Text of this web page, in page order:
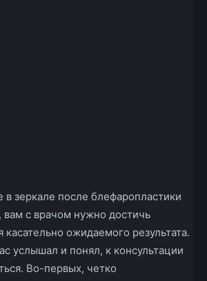
зеркале после блефаропластики
вам с врачом нужно достичь
ожидаемого результата.
услышал и понял, к консультации
Во-первых, четко